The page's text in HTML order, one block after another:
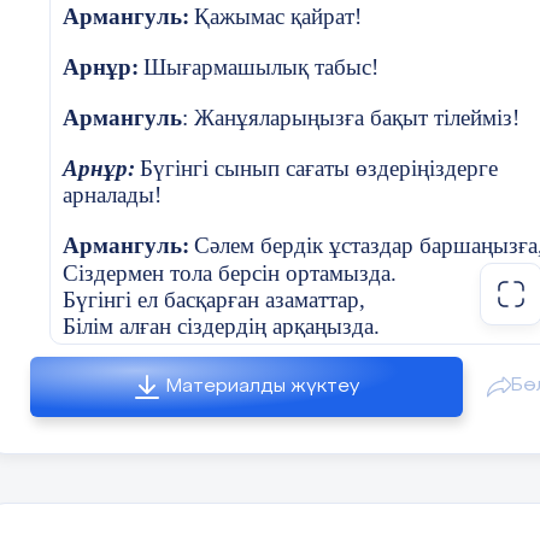
Оқушыларды шеңберге тұрғызып, «Жылы
жанындағы досына немесе мұғалімге
Ұстаздыңеңбегіқандай?
Ұстаздан не үйренеміз?
Сабақтың
Даналық сөздермен танысу:
Армангуль: Қажымас қайрат!
Арнұр: Шығармашылық табыс!
Армангуль: Жанұяларыңызға бақыт тілейміз!
Арнұр: Бүгінгі сынып сағаты өздеріңіздерге
арналады!
Армангуль: Сәлем бердік ұстаздар
Сіздермен тола берсін ортамызда.
Бүгінгі ел басқарған азаматтар,
Білім алған сіздердің арқаңызда.
Арнұр:Бүгінгі күн құшақтарың гүлге толсын,
Дендеріңнің саулығы мықты болсын.
Білімменен суарған шәкірттерін,
Төл мерекең ұстаздар құтты болсын!
Арнұр :Ақыл, білім көп бердің,
Материалды жүктеу